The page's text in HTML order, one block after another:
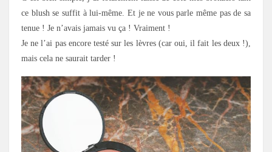
ce blush se suffit à lui-même. Et je ne vous parle même pas de sa
tenue ! Je n’avais jamais vu ça ! Vraiment !
Je ne l’ai pas encore testé sur les lèvres (car oui, il fait les deux !),
mais cela ne saurait tarder !